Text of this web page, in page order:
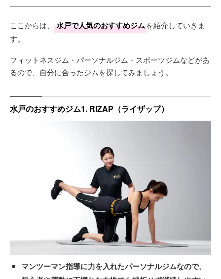
ここからは、 水戸で人気のおすすめジムを紹介していきま
す。
フィットネスジム・パーソナルジム・スポーツジムなどがあ
るので、自分に合ったジムを探してみましょう。
水戸のおすすめジム1. RIZAP（ライザップ）
マンツーマン指導に力を入れたパーソナルジムなので、